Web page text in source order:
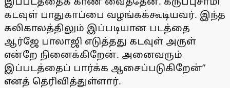
கடவுள் பாதுகாப்பை வழங்கக்கூடியவர். இந்த
கலிகாலத்திலும் இப்படியான படத்தை
ஆர்ஜே பாலாஜி எடுத்தது கடவுள் அருள்
என்றே நினைக்கிறேன். அனைவரும்
இப்படத்தைப் பார்க்க ஆசைப்படுகிறேன்”
எனத் தெரிவித்துள்ளார்.